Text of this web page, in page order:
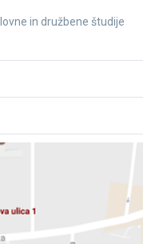
in družbene študije